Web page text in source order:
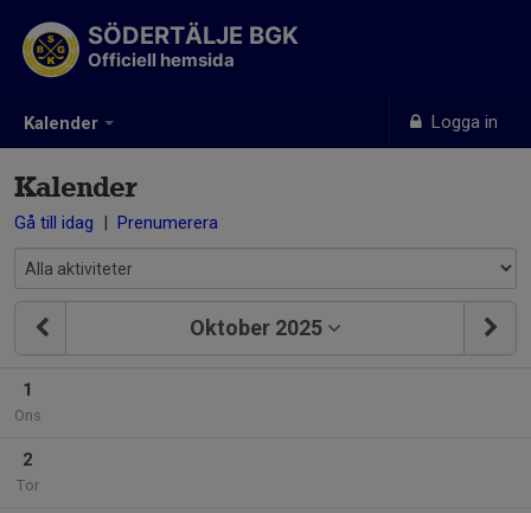
Kalender Logga in
SÖDERTÄLJE BGK
Officiell hemsida
Kalender
Gå till idag | Prenumerera
Oktober 2025
1
Ons
2
Tor